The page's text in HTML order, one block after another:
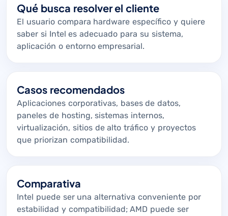
Qué busca resolver el cliente
El usuario compara hardware específico y quiere
saber si Intel es adecuado para su sistema,
aplicación o entorno empresarial.
Casos recomendados
Aplicaciones corporativas, bases de datos,
paneles de hosting, sistemas internos,
virtualización, sitios de alto tráfico y proyectos
que priorizan compatibilidad.
Comparativa
Intel puede ser una alternativa conveniente por
estabilidad y compatibilidad; AMD puede ser